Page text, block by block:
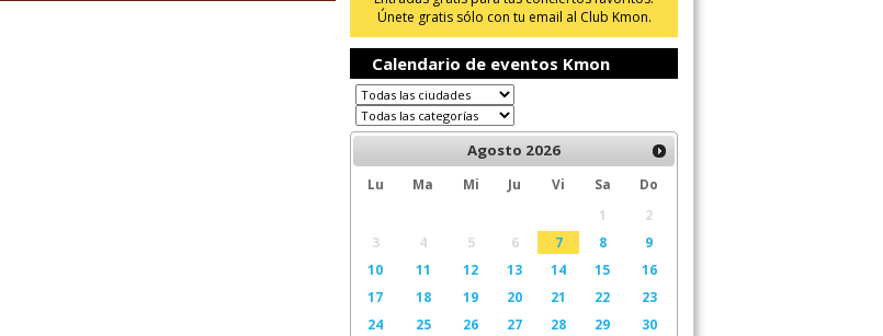
Únete gratis sólo con tu email al Club Kmon.
Calendario de eventos Kmon
Agosto 2026
Lu Ma Mi Ju Vi Sa
Do
1
2
3
4 5 6 7 8
9
10
11 12 13 14 15
16
17
18 19 20 21 22
23
24
25 26 27 28 29
30